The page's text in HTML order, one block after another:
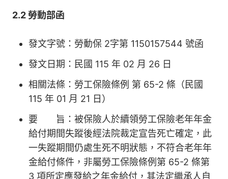
2.2 勞動部函
發文字號：勞動保 2字第 1150157544 號函
發文日期：民國 115 年 02 月 26 日
相關法條：勞工保險條例 第 65-2 條（民國
115 年 01 月 21 日）
要 旨：被保險人於續領勞工保險老年年金
給付期間失蹤後經法院裁定宣告死亡確定，此
一失蹤期間仍處生死不明狀態，不符合老年年
金給付條件，非屬勞工保險條例第 65-2 條第
3 項所定應發給之年金給付，其法定繼承人自